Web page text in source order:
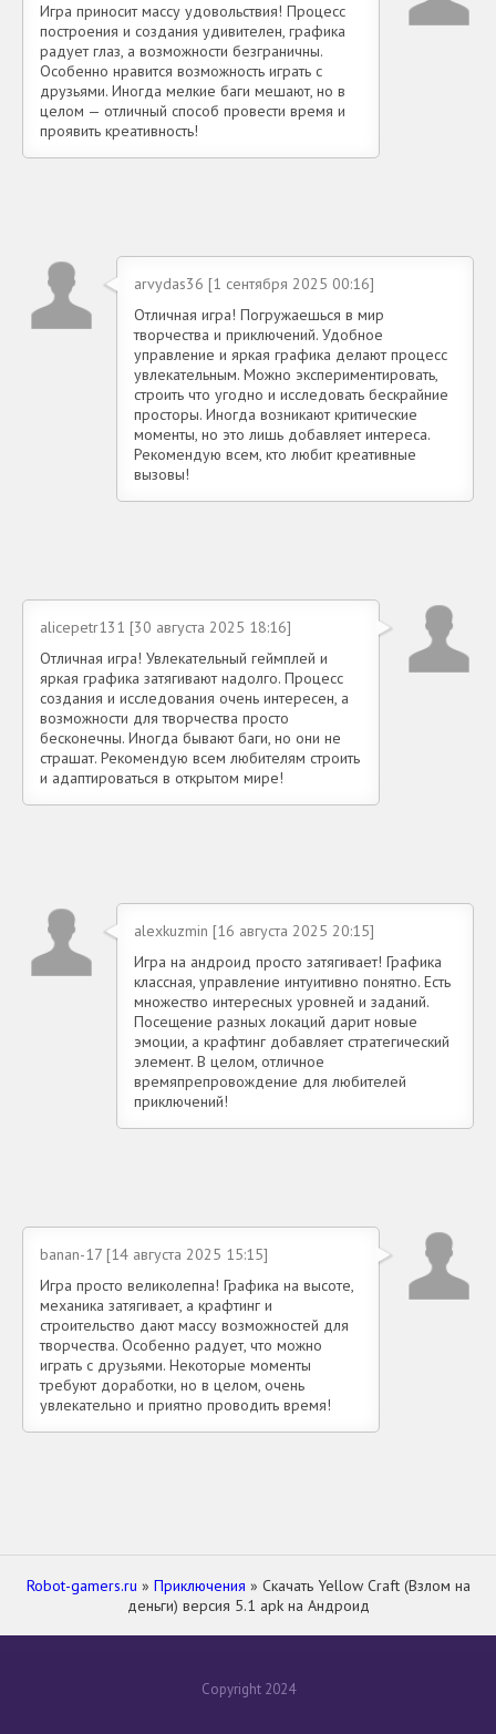
Игра приносит массу удовольствия! Процесс
построения и создания удивителен, графика
радует глаз, а возможности безграничны.
Особенно нравится возможность играть с
друзьями. Иногда мелкие баги мешают, но в
целом — отличный способ провести время и
проявить креативность!
arvydas36 [1 сентября 2025 00:16]
Отличная игра! Погружаешься в мир
творчества и приключений. Удобное
управление и яркая графика делают процесс
увлекательным. Можно экспериментировать,
строить что угодно и исследовать бескрайние
просторы. Иногда возникают критические
моменты, но это лишь добавляет интереса.
Рекомендую всем, кто любит креативные
вызовы!
alicepetr131 [30 августа 2025 18:16]
Отличная игра! Увлекательный геймплей и
яркая графика затягивают надолго. Процесс
создания и исследования очень интересен, а
возможности для творчества просто
бесконечны. Иногда бывают баги, но они не
страшат. Рекомендую всем любителям строить
и адаптироваться в открытом мире!
alexkuzmin [16 августа 2025 20:15]
Игра на андроид просто затягивает! Графика
классная, управление интуитивно понятно. Есть
множество интересных уровней и заданий.
Посещение разных локаций дарит новые
эмоции, а крафтинг добавляет стратегический
элемент. В целом, отличное
времяпрепровождение для любителей
приключений!
banan-17 [14 августа 2025 15:15]
Игра просто великолепна! Графика на высоте,
механика затягивает, а крафтинг и
строительство дают массу возможностей для
творчества. Особенно радует, что можно
играть с друзьями. Некоторые моменты
требуют доработки, но в целом, очень
увлекательно и приятно проводить время!
Robot-gamers.ru » Приключения » Скачать Yellow Craft (Взлом на
деньги) версия 5.1 apk на Андроид
Copyright 2024